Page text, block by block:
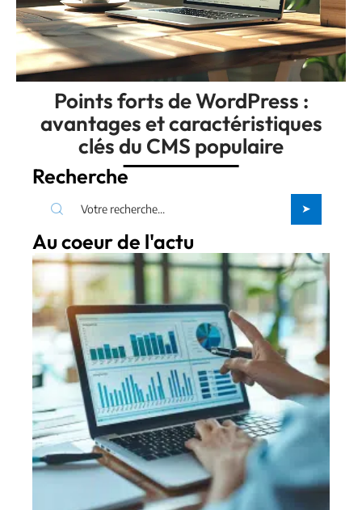
Points forts de WordPress :
avantages et caractéristiques
clés du CMS populaire
Recherche
Au coeur de l'actu